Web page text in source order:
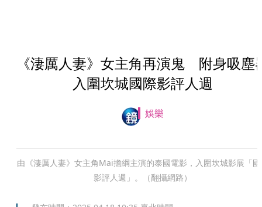
《淒厲人妻》女主角再演鬼 附身吸塵
入圍坎城國際影評人週
娛樂
由《淒厲人妻》女主角Mai擔綱主演的泰國電影，入圍坎城影展「
影評人週」。（翻攝網路）